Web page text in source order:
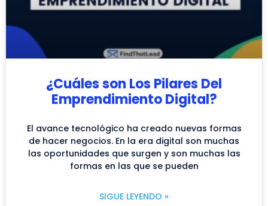
¿Cuáles son Los Pilares Del
Emprendimiento Digital?
El avance tecnológico ha creado nuevas formas
de hacer negocios. En la era digital son muchas
las oportunidades que surgen y son muchas las
formas en las que se pueden
SIGUE LEYENDO »